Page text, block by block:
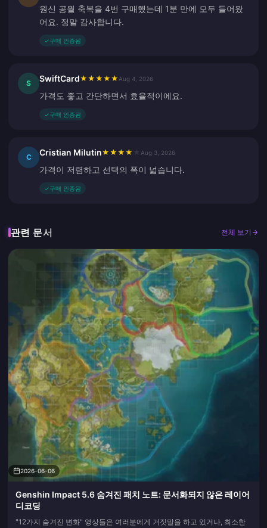
원신 공월 축복을 4번 구매했는데 1분 만에 모두 들어왔
어요. 정말 감사합니다.
✓구매 인증됨
S SwiftCard★ ★ ★ ★ ★ Aug 4, 2026
가격도 좋고 간단하면서 효율적이에요.
✓구매 인증됨
C Cristian Milutin★ ★ ★ ★ Aug 3, 2026
가격이 저렴하고 선택의 폭이 넓습니다.
✓구매 인증됨
관련 문서 전체 보기
2026-06-06
Genshin Impact 5.6 숨겨진 패치 노트: 문서화되지 않은 레이어
디코딩
"12가지 숨겨진 변화" 영상들은 여러분에게 거짓말을 하고 있거나, 최소한